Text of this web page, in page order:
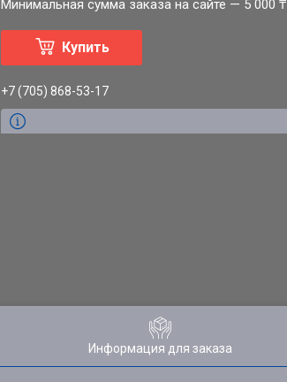
Минимальная сумма заказа на сайте — 5 000 ₸
Купить
+7 (705) 868-53-17
Информация для заказа